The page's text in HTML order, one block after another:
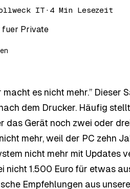
IT · 4 Min Lesezeit
fuer Private
macht es nicht mehr.”
dem Drucker. Häufig
das Gerät noch zwei oder
mehr, weil der PC zehn
nicht mehr mit Updates
nicht 1.500 Euro für etwas
Empfehlungen aus